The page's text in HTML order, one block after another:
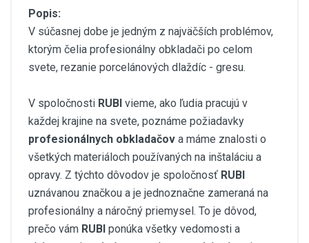
Popis:
V súčasnej dobe je jedným z najväčších problémov,
ktorým čelia profesionálny obkladači po celom
svete, rezanie porcelánových dlaždíc - gresu.
V spoločnosti RUBI vieme, ako ľudia pracujú v
každej krajine na svete, poznáme požiadavky
profesionálnych obkladačov a máme znalosti o
všetkých materiáloch používaných na inštaláciu a
opravy. Z týchto dôvodov je spoločnosť RUBI
uznávanou značkou a je jednoznačne zameraná na
profesionálny a náročný priemysel. To je dôvod,
prečo vám RUBI ponúka všetky vedomosti a